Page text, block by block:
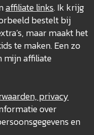
affiliate links. Ik krijg
bestelt bij
maar maakt het
te maken. Een zo
mijn affiliate
privacy
over
en